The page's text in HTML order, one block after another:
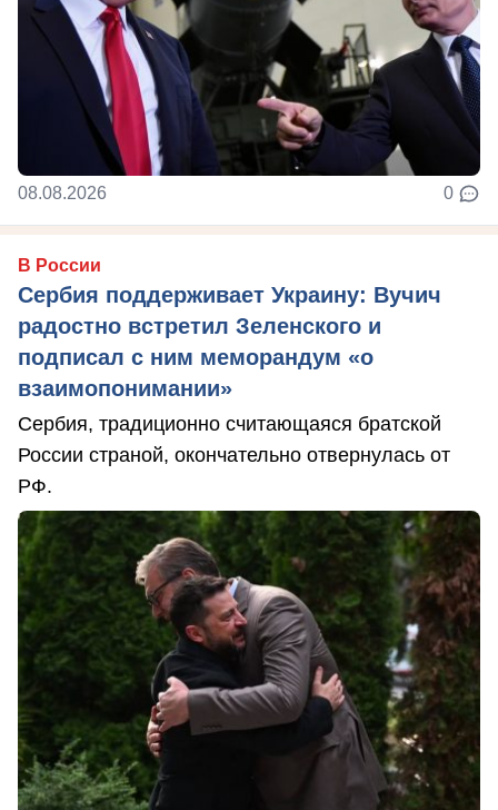
08.08.2026 0
В России
Сербия поддерживает Украину: Вучич
радостно встретил Зеленского и
подписал с ним меморандум «о
взаимопонимании»
Сербия, традиционно считающаяся братской
России страной, окончательно отвернулась от
РФ.